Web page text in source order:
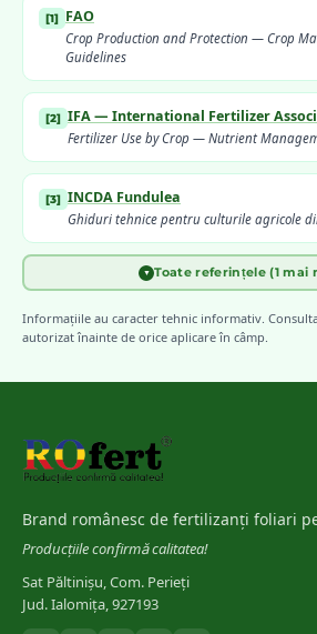
[1] FAO
Crop Production and Protection — Crop
Guidelines
[2] IFA — International Fertilizer
Fertilizer Use by Crop — Nutrient
[3] INCDA Fundulea
Ghiduri tehnice pentru culturile agricole
Meier, U. (ed.) — Julius Kühn-Institut
▼ Toate referințele (1 mai
Informațiile au caracter tehnic informativ.
autorizat înainte de orice aplicare în câmp.
Brand românesc de fertilizanți foliari
Producțiile confirmă calitatea!
Sat Păltinișu, Com. Perieți
Jud. Ialomița, 927193